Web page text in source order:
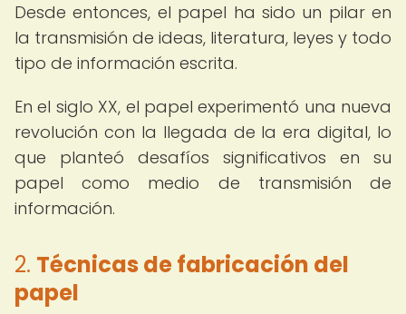
Desde entonces, el papel ha sido un pilar en
la transmisión de ideas, literatura, leyes y todo
tipo de información escrita.
En el siglo XX, el papel experimentó una nueva
revolución con la llegada de la era digital, lo
que planteó desafíos significativos en su
papel como medio de transmisión de
información.
2. Técnicas de fabricación del
papel